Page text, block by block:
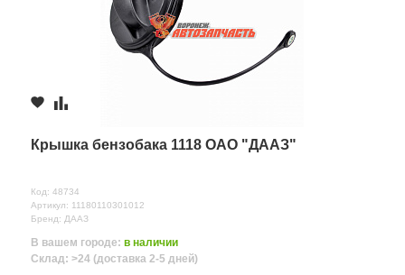
Крышка бензобака 1118 ОАО "ДААЗ"
Код: 48734
Артикул: 11180110301012
Бренд: ДААЗ
В вашем городе: в наличии
Склад: >24 (доставка 2-5 дней)